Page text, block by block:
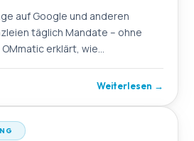
auf Google und anderen
täglich Mandate – ohne
erklärt, wie
Weiterlesen →